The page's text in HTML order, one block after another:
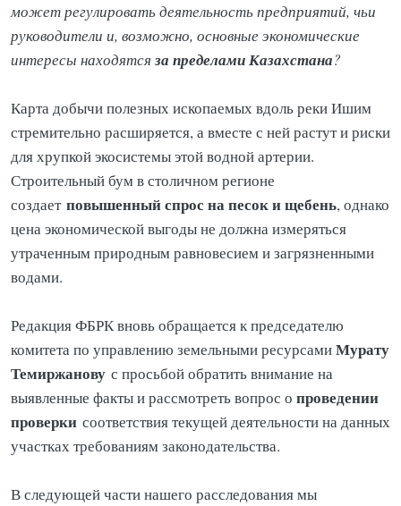
может регулировать деятельность предприятий, чьи
руководители и, возможно, основные экономические
интересы находятсяза пределами Казахстана?
Карта добычи полезных ископаемых вдоль реки Ишим
стремительно расширяется, а вместе с ней растут и риски
для хрупкой экосистемы этой водной артерии.
Строительный бум в столичном регионе
создаетповышенный спрос на песок и щебень, однако
цена экономической выгоды не должна измеряться
утраченным природным равновесием и загрязненными
водами.
Редакция ФБРК вновь обращается к председателю
комитета по управлению земельными ресурсамиМурату
Темиржанову с просьбой обратить внимание на
выявленные факты и рассмотреть вопрос о проведении
проверки соответствия текущей деятельности на данных
участках требованиям законодательства.
В следующей части нашего расследования мы